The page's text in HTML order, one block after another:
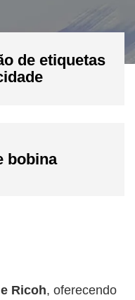
de etiquetas
bobina
Ricoh, oferecendo